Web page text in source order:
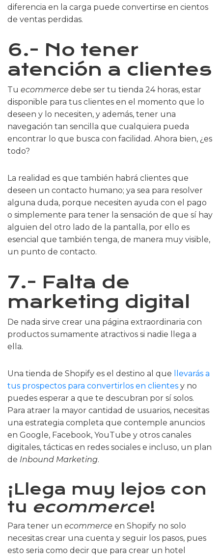
diferencia en la carga puede convertirse en cientos
de ventas perdidas.
6.- No tener
atención a clientes
Tu ecommerce debe ser tu tienda 24 horas, estar
disponible para tus clientes en el momento que lo
deseen y lo necesiten, y además, tener una
navegación tan sencilla que cualquiera pueda
encontrar lo que busca con facilidad. Ahora bien, ¿es
todo?
La realidad es que también habrá clientes que
deseen un contacto humano; ya sea para resolver
alguna duda, porque necesiten ayuda con el pago
o simplemente para tener la sensación de que sí hay
alguien del otro lado de la pantalla, por ello es
esencial que también tenga, de manera muy visible,
un punto de contacto.
7.- Falta de
marketing digital
De nada sirve crear una página extraordinaria con
productos sumamente atractivos si nadie llega a
ella.
Una tienda de Shopify es el destino al que
llevarás a
tus prospectos para convertirlos en clientes y no
puedes esperar a que te descubran por sí solos.
Para atraer la mayor cantidad de usuarios, necesitas
una estrategia completa que contemple anuncios
en Google, Facebook, YouTube y otros canales
digitales, tácticas en redes sociales e incluso, un plan
de Inbound Marketing.
¡Llega muy lejos con
tu ecommerce!
Para tener un ecommerce en Shopify no solo
necesitas crear una cuenta y seguir los pasos, pues
esto seria como decir que para crear un hotel